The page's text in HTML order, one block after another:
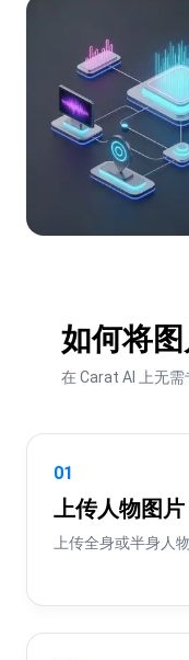
如何将
在 Carat AI 上无需
01
上传人物图片
上传全身或半身人